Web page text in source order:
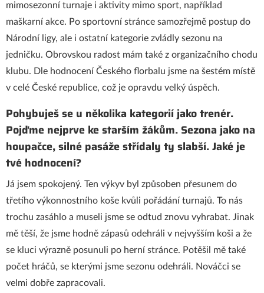
mimosezonní turnaje i aktivity mimo sport, například
maškarní akce. Po sportovní stránce samozřejmě postup do
Národní ligy, ale i ostatní kategorie zvládly sezonu na
jedničku. Obrovskou radost mám také z organizačního chodu
klubu. Dle hodnocení Českého florbalu jsme na šestém místě
v celé České republice, což je opravdu velký úspěch.
Pohybuješ se u několika kategorií jako trenér.
Pojďme nejprve ke starším žákům. Sezona jako na
houpačce, silné pasáže střídaly ty slabší. Jaké je
tvé hodnocení?
Já jsem spokojený. Ten výkyv byl způsoben přesunem do
třetího výkonnostního koše kvůli pořádání turnajů. To nás
trochu zasáhlo a museli jsme se odtud znovu vyhrabat. Jinak
mě těší, že jsme hodně zápasů odehráli v nejvyšším koši a že
se kluci výrazně posunuli po herní stránce. Potěšil mě také
počet hráčů, se kterými jsme sezonu odehráli. Nováčci se
velmi dobře zapracovali.